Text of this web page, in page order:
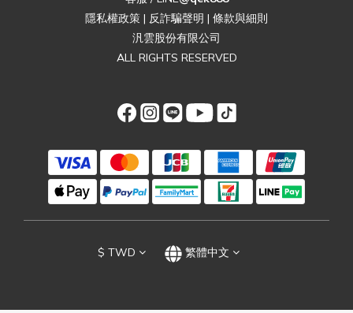
隱私權政策 | 反詐騙聲明 | 條款與細則
汎雲股份有限公司
ALL RIGHTS RESERVED
$ TWD 繁體中文